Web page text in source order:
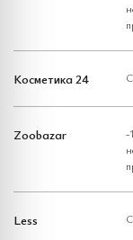
Косметика 24
Zoobazar
-
Less